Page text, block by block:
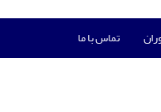
تماس با ما